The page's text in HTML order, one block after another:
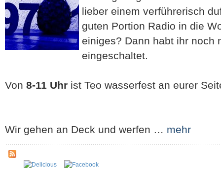
lieber einem verführerisch
guten Portion Radio in die
einiges? Dann habt ihr noch
eingeschaltet.
Von 8-11 Uhr ist Teo wasserfest an eurer
Wir gehen an Deck und werfen … mehr